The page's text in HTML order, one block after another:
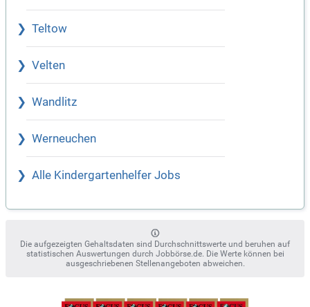
Teltow
Velten
Wandlitz
Werneuchen
Alle Kindergartenhelfer Jobs
Die aufgezeigten Gehaltsdaten sind Durchschnittswerte und beruhen auf
statistischen Auswertungen durch Jobbörse.de. Die Werte können bei
ausgeschriebenen Stellenangeboten abweichen.